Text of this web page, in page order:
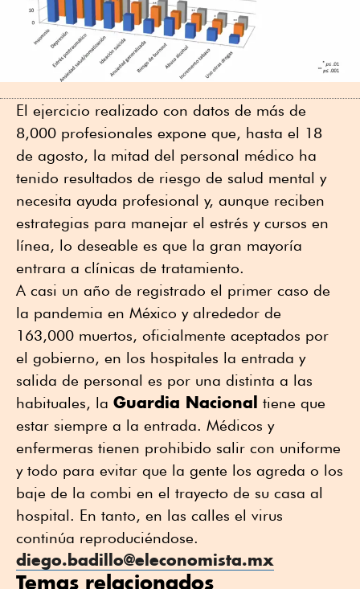
El ejercicio realizado con datos de más de
8,000 profesionales expone que, hasta el 18
de agosto, la mitad del personal médico ha
tenido resultados de riesgo de salud mental y
necesita ayuda profesional y, aunque reciben
estrategias para manejar el estrés y cursos en
línea, lo deseable es que la gran mayoría
entrara a clínicas de tratamiento.
A casi un año de registrado el primer caso de
la pandemia en México y alrededor de
163,000 muertos, oficialmente aceptados por
el gobierno, en los hospitales la entrada y
salida de personal es por una distinta a las
habituales, la Guardia Nacional tiene que
estar siempre a la entrada. Médicos y
enfermeras tienen prohibido salir con uniforme
y todo para evitar que la gente los agreda o los
baje de la combi en el trayecto de su casa al
hospital. En tanto, en las calles el virus
continúa reproduciéndose.
diego.badillo@eleconomista.mx
Temas relacionados